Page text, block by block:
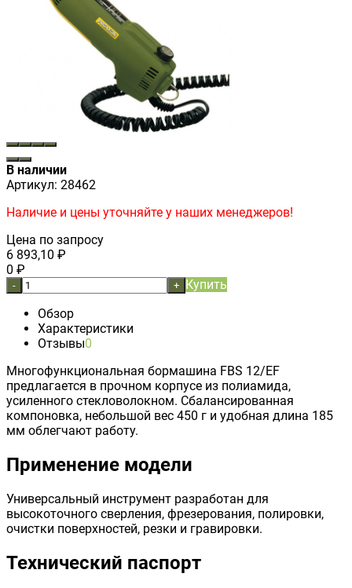
В наличии
Артикул: 28462
Наличие и цены уточняйте у наших менеджеров!
Цена по запросу
6 893,10 ₽
0 ₽
- + Купить
Обзор
Характеристики
Отзывы0
Многофункциональная бормашина FBS 12/EF
предлагается в прочном корпусе из полиамида,
усиленного стекловолокном. Сбалансированная
компоновка, небольшой вес 450 г и удобная длина 185
мм облегчают работу.
Применение модели
Универсальный инструмент разработан для
высокоточного сверления, фрезерования, полировки,
очистки поверхностей, резки и гравировки.
Технический паспорт